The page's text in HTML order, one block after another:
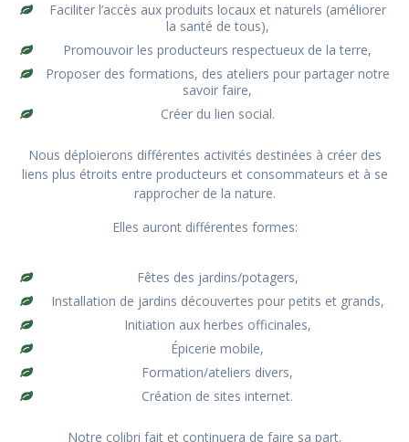
Faciliter l’accès aux produits locaux et naturels (améliorer
la santé de tous),
Promouvoir les producteurs respectueux de la terre,
Proposer des formations, des ateliers pour partager notre
savoir faire,
Créer du lien social.
Nous déploierons différentes activités destinées à créer des
liens plus étroits entre producteurs et consommateurs et à se
rapprocher de la nature.
Elles auront différentes formes:
Fêtes des jardins/potagers,
Installation de jardins découvertes pour petits et grands,
Initiation aux herbes officinales,
Épicerie mobile,
Formation/ateliers divers,
Création de sites internet.
Notre colibri fait et continuera de faire sa part.